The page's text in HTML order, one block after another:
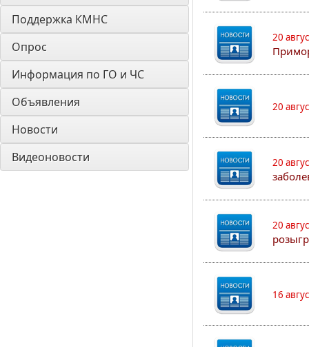
Поддержка КМНС
Опрос
Информация по ГО и ЧС
Объявления
Новости
Видеоновости
20
20
20
20
16